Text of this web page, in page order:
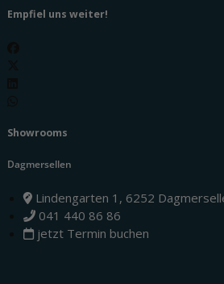
Empfiel uns weiter!
Showrooms
Dagmersellen
Lindengarten 1, 6252
041 440 86 86
jetzt Termin buchen